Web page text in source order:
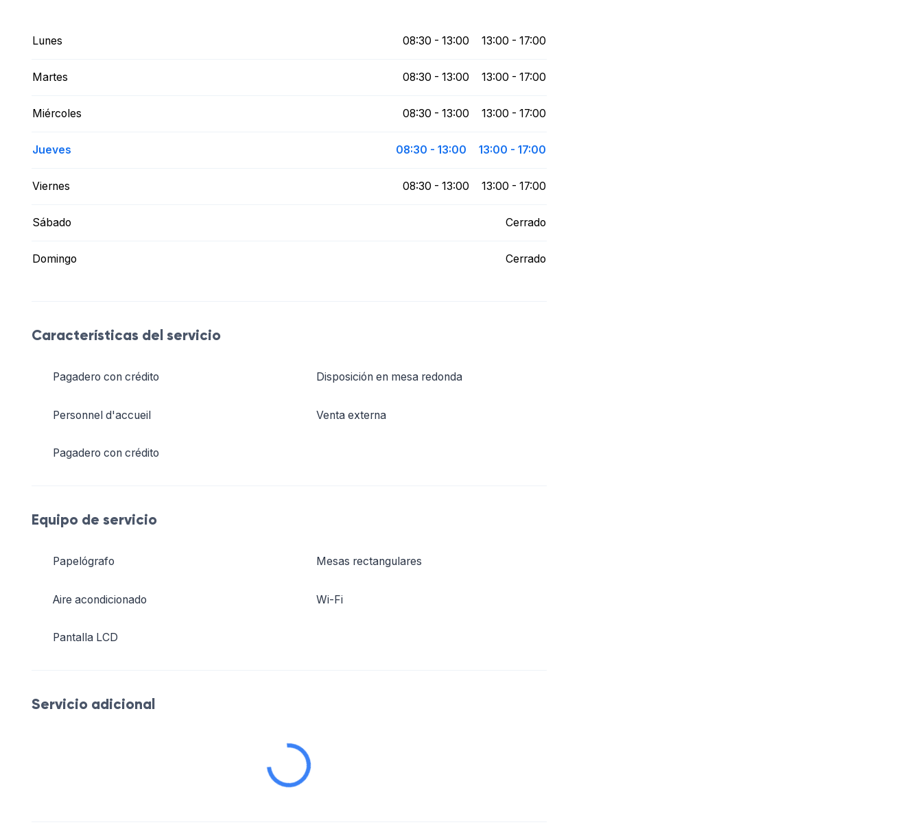
Lunes 08:30 - 13:00 13:00 - 17:00
Martes 08:30 - 13:00 13:00 - 17:00
Miércoles 08:30 - 13:00 13:00 - 17:00
Jueves 08:30 - 13:00 13:00 - 17:00
Viernes 08:30 - 13:00 13:00 - 17:00
Sábado Cerrado
Domingo Cerrado
Características del servicio
Pagadero con crédito
Personnel d'accueil
Pagadero con crédito
Disposición en mesa redonda
Venta externa
Equipo de servicio
Papelógrafo
Aire acondicionado
Pantalla LCD
Mesas rectangulares
Wi-Fi
Las ventajas de este sitio